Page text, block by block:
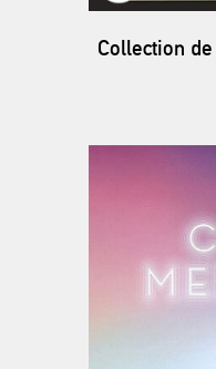
Collection